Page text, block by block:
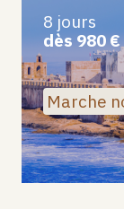
8 jours
dès 980
Marche